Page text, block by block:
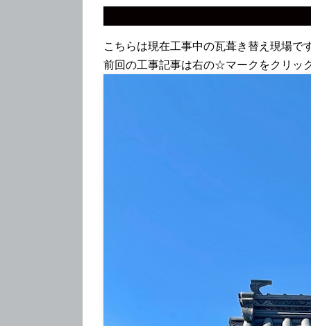
こちらは現在工事中の瓦葺き替え現場で
前回の工事記事は右の☆マークをクリッ